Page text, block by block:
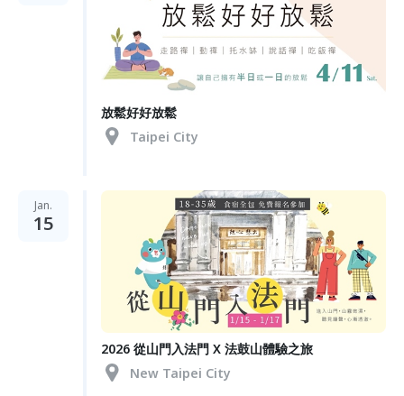
放鬆好好放鬆
Taipei City
Jan.
15
2026 從山門入法門 X 法鼓山體驗之旅
New Taipei City